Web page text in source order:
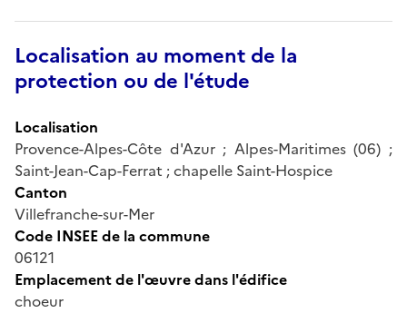
Localisation au moment de la
protection ou de l'étude
Localisation
Provence-Alpes-Côte d'Azur ; Alpes-Maritimes (06) ;
Saint-Jean-Cap-Ferrat ; chapelle Saint-Hospice
Canton
Villefranche-sur-Mer
Code INSEE de la commune
06121
Emplacement de l'œuvre dans l'édifice
choeur